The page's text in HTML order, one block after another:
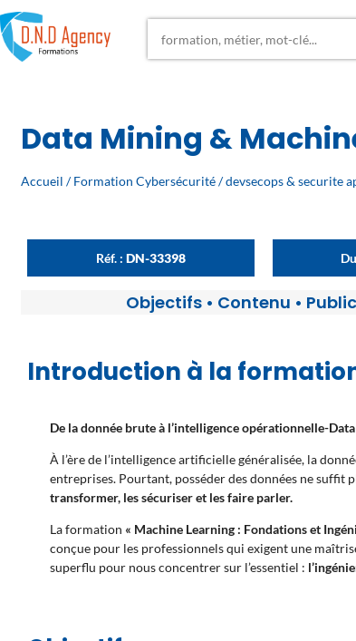
Data Mining &
Accueil /Formation Cybersécurité/devsecops & securite
Réf. :DN-33398
Objectifs• Contenu • Public
Introduction à la
De la donnée brute à l’intelligence opérationnelle-
À l’ère de l’intelligence artificielle généralisée, la
entreprises. Pourtant, posséder des données ne suffit
transformer, les sécuriser et les faire parler.
La formation « Machine Learning : Fondations et
conçue pour les professionnels qui exigent une
superflu pour nous concentrer sur l’essentiel :